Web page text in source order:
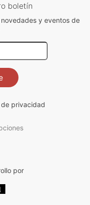
boletín
y eventos de
privacidad
por